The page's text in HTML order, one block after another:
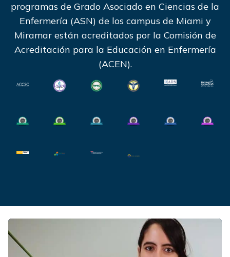
programas de Grado Asociado en Ciencias de la
Enfermería (ASN) de los campus de Miami y
Miramar están acreditados por la Comisión de
Acreditación para la Educación en Enfermería
(ACEN).